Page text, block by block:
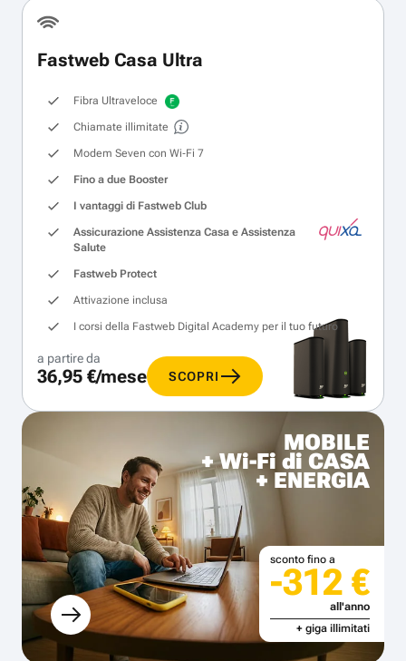
Fastweb Casa Ultra
Fibra Ultraveloce
Chiamate illimitate
Modem Seven con Wi‑Fi 7
Fino a due Booster
I vantaggi di Fastweb Club
Assicurazione Assistenza Casa e Assistenza
Salute
Fastweb Protect
Attivazione inclusa
I corsi della Fastweb Digital Academy per il tuo futuro
a partire da
36,95 €/mese SCOPRI
MOBILE
+ Wi-Fi di CASA
+ ENERGIA
sconto fino a
-312 €
all'anno
+ giga illimitati